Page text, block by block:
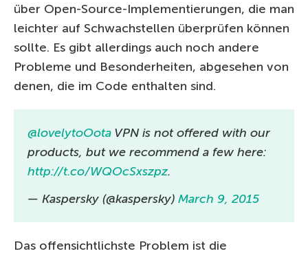
über Open-Source-Implementierungen, die man
leichter auf Schwachstellen überprüfen können
sollte. Es gibt allerdings auch noch andere
Probleme und Besonderheiten, abgesehen von
denen, die im Code enthalten sind.
@lovelytoOota VPN is not offered with our
products, but we recommend a few here:
http://t.co/WQOcSxszpz.
— Kaspersky (@kaspersky) March 9, 2015
Das offensichtlichste Problem ist die